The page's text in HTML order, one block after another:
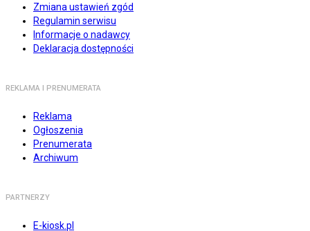
Zmiana ustawień zgód
Regulamin serwisu
Informacje o nadawcy
Deklaracja dostępności
REKLAMA I PRENUMERATA
Reklama
Ogłoszenia
Prenumerata
Archiwum
PARTNERZY
E-kiosk.pl